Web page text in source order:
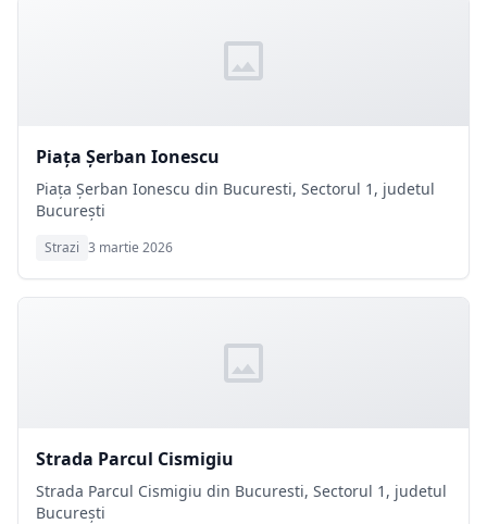
Piața Şerban Ionescu
Piața Şerban Ionescu din Bucuresti, Sectorul 1, judetul
București
Strazi 3 martie 2026
Strada Parcul Cismigiu
Strada Parcul Cismigiu din Bucuresti, Sectorul 1, judetul
București